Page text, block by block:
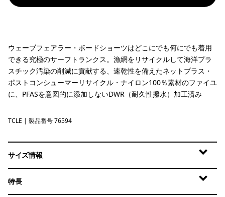
ウェーブフェアラー・ボードショーツはどこにでも何にでも着用
できる究極のサーフトランクス。漁網をリサイクルして海洋プラ
スチック汚染の削減に貢献する、速乾性を備えたネットプラス・
ポストコンシューマーリサイクル・ナイロン100％素材のファイユ
に、PFASを意図的に添加しないDWR（耐久性撥水）加工済み
Tropiclimb: Hot Ember
TCLE | 製品番号 76594
サイズ情報
特長